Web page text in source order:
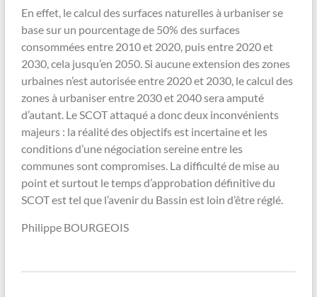
En effet, le calcul des surfaces naturelles à urbaniser se
base sur un pourcentage de 50% des surfaces
consommées entre 2010 et 2020, puis entre 2020 et
2030, cela jusqu’en 2050. Si aucune extension des zones
urbaines n’est autorisée entre 2020 et 2030, le calcul des
zones à urbaniser entre 2030 et 2040 sera amputé
d’autant. Le SCOT attaqué a donc deux inconvénients
majeurs : la réalité des objectifs est incertaine et les
conditions d’une négociation sereine entre les
communes sont compromises. La difficulté de mise au
point et surtout le temps d’approbation définitive du
SCOT est tel que l’avenir du Bassin est loin d’être réglé.
Philippe BOURGEOIS